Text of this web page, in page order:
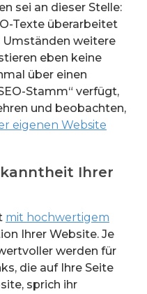
sei an dieser Stelle:
Texte überarbeitet
Umständen weitere
eben keine
über einen
Stamm“ verfügt,
und beobachten,
eigenen Website
Ihrer
mit hochwertigem
Ihrer Website. Je
werden für
die auf Ihre Seite
sprich ihr